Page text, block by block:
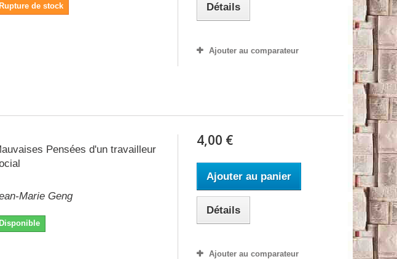
Rupture de stock Détails
Ajouter au comparateur
Pensées d'un travailleur
Marie Geng
Disponible
4,00 €
Ajouter au panier
Détails
Ajouter au comparateur